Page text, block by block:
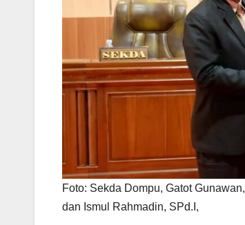
Foto: Sekda Dompu, Gatot
dan Ismul Rahmadin, SPd.I,